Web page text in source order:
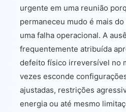
urgente em uma reunião
permaneceu mudo é mais
uma falha operacional. A
frequentemente atribuída
defeito físico irreversível no
vezes esconde
ajustadas, restrições
energia ou até mesmo